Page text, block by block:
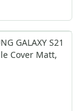
GALAXY S21
Cover Matt,